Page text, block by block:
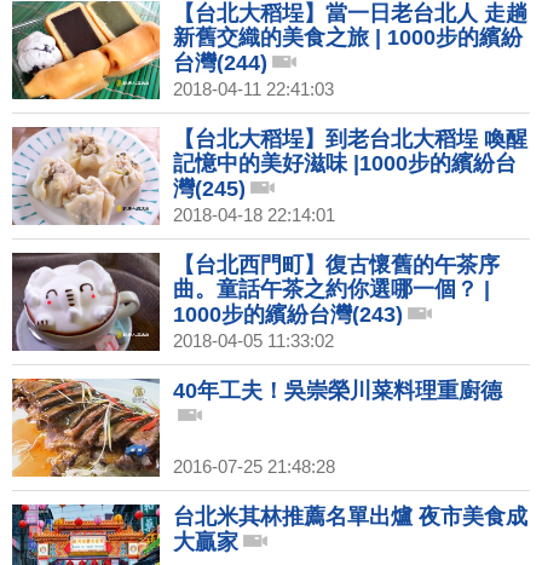
【台北大稻埕】當一日老台北人 走趟
新舊交織的美食之旅 | 1000步的繽紛
台灣(244)
2018-04-11 22:41:03
【台北大稻埕】到老台北大稻埕 喚醒
記憶中的美好滋味 |1000步的繽紛台
灣(245)
2018-04-18 22:14:01
【台北西門町】復古懷舊的午茶序
曲。童話午茶之約你選哪一個？ |
1000步的繽紛台灣(243)
2018-04-05 11:33:02
40年工夫！吳崇榮川菜料理重廚德
2016-07-25 21:48:28
台北米其林推薦名單出爐 夜市美食成
大贏家